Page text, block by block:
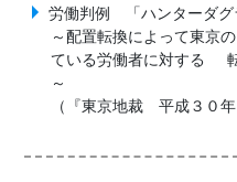
労働判例 「ハンターダグ
～配置転換によって東京
ている労働者に対する
～
（『東京地裁 平成３０